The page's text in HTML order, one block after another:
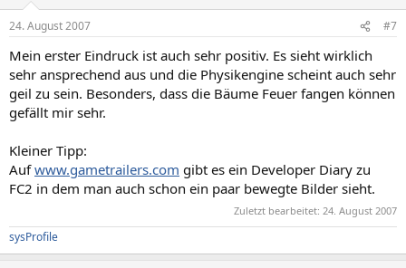
24. August 2007 #7
Mein erster Eindruck ist auch sehr positiv. Es sieht wirklich
sehr ansprechend aus und die Physikengine scheint auch sehr
geil zu sein. Besonders, dass die Bäume Feuer fangen können
gefällt mir sehr.
Kleiner Tipp:
Aufwww.gametrailers.com gibt es ein Developer Diary zu
FC2 in dem man auch schon ein paar bewegte Bilder sieht.
Zuletzt bearbeitet: 24. August 2007
sysProfile